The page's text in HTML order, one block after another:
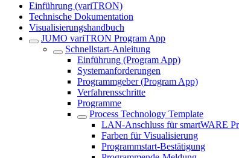
Einführung (variTRON)
Technische Dokumentation
Visualisierungshandbuch
JUMO variTRON Program App
Schnellstart-Anleitung
Einführung (Program App)
Systemanforderungen
Programmgeber (Program App)
Verfahrensschritte
Programme
Process Technology Template
LAN-Anschluss für smartWARE
Farben für Visualisierung
Programmstart-Bestätigung